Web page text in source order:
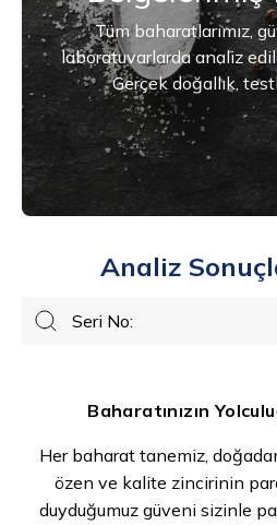
Tüm baharatlarımız,
laboratuvarlarda analiz
Gerçek doğallık,
Analiz
Baharat
Baharatınızın
Her baharat tanemiz,
özen ve kalite zincirinin
duyduğumuz güveni sizinle